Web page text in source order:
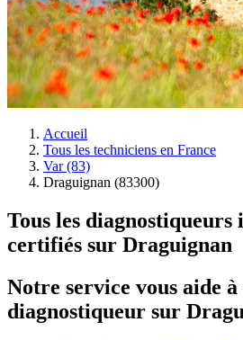
Accueil
Tous les techniciens en France
Var (83)
Draguignan (83300)
Tous les
certifiés sur Draguignan
Notre service vous aide
diagnostiqueur sur